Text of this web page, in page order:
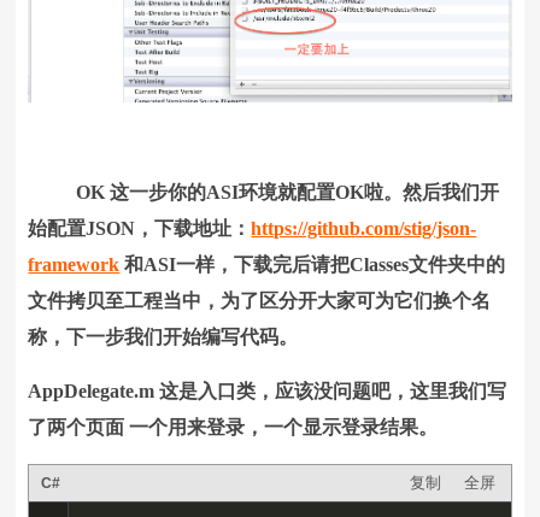
OK 这一步你的ASI环境就配置OK啦。然后我们开
始配置JSON，下载地址：https://github.com/stig/json-
framework 和ASI一样，下载完后请把Classes文件夹中的
文件拷贝至工程当中，为了区分开大家可为它们换个名
称，下一步我们开始编写代码。
AppDelegate.m 这是入口类，应该没问题吧，这里我们写
了两个页面 一个用来登录，一个显示登录结果。
C# 复制 全屏